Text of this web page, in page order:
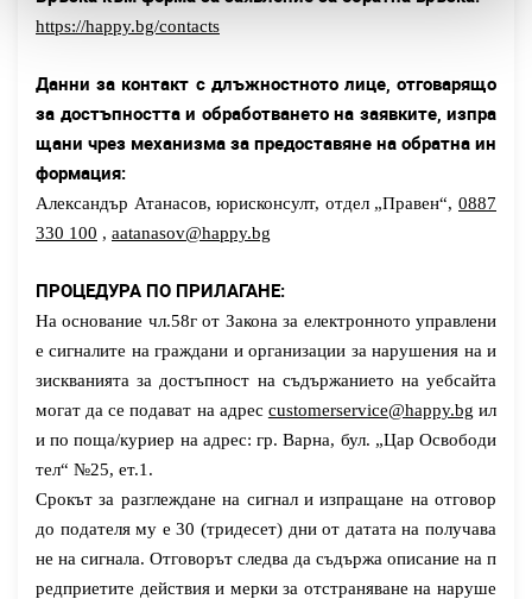
https://happy.bg/contacts
Данни за контакт с длъжностното лице, отговарящо
за достъпността и обработването на заявките, изпра
щани чрез механизма за предоставяне на обратна ин
формация:
Александър Атанасов, юрисконсулт, отдел „Правен“, 0887
330 100 , aatanasov@happy.bg
ПРОЦЕДУРА ПО ПРИЛАГАНЕ:
На основание чл.58г от Закона за електронното управлени
е сигналите на граждани и организации за нарушения на и
зискванията за достъпност на съдържанието на уебсайта
могат да се подават на адрес customerservice@happy.bg ил
и по поща/куриер на адрес: гр. Варна, бул. „Цар Освободи
тел“ №25, ет.1.
Срокът за разглеждане на сигнал и изпращане на отговор
до подателя му е 30 (тридесет) дни от датата на получава
не на сигнала. Отговорът следва да съдържа описание на п
редприетите действия и мерки за отстраняване на наруше